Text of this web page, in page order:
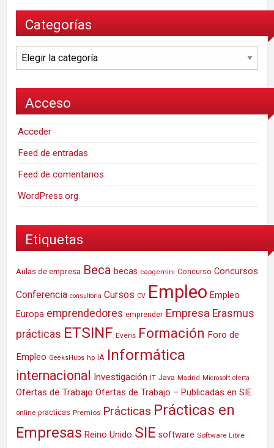
Categorías
Categorías
Acceso
Acceder
Feed de entradas
Feed de comentarios
WordPress.org
Etiquetas
Aulas de empresa Beca becas capgemini Concurso Concursos
Conferencia consultoria Cursos CV Empleo Empleo
Europa emprendedores emprender Empresa Erasmus
prácticas ETSINF Everis Formación Foro de
Empleo GeeksHubs hp IA Informática
internacional Investigación IT Java Madrid Microsoft oferta
Ofertas de Trabajo Ofertas de Trabajo – Publicadas en SIE
online practicas Premios Prácticas Prácticas en
Empresas Reino Unido SIE software Software Libre